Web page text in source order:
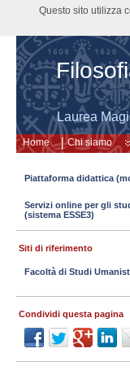
Laurea
Home Chi siamo
Piattaforma didattica
Servizi online per gli
(sistema ESSE3)
Siti di riferimento
Facoltà di Studi
Condividi questa pagina
Questo sito utilizza